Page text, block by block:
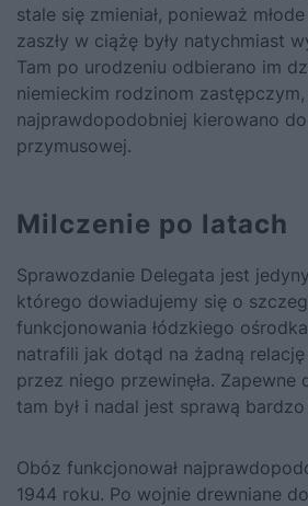
stale się zmieniał, ponieważ
zaszły w ciążę były natychmiast
Tam po urodzeniu odbierano im
niemieckim rodzinom
najprawdopodobniej kierowano
przymusowej.
Milczenie po latach
Sprawozdanie Delegata jest
którego dowiadujemy się o
funkcjonowania łódzkiego
natrafili jak dotąd na żadną
przez niego przewinęła.
tam był i nadal jest sprawą
Obóz funkcjonował
1944 roku. Po wojnie drewniane